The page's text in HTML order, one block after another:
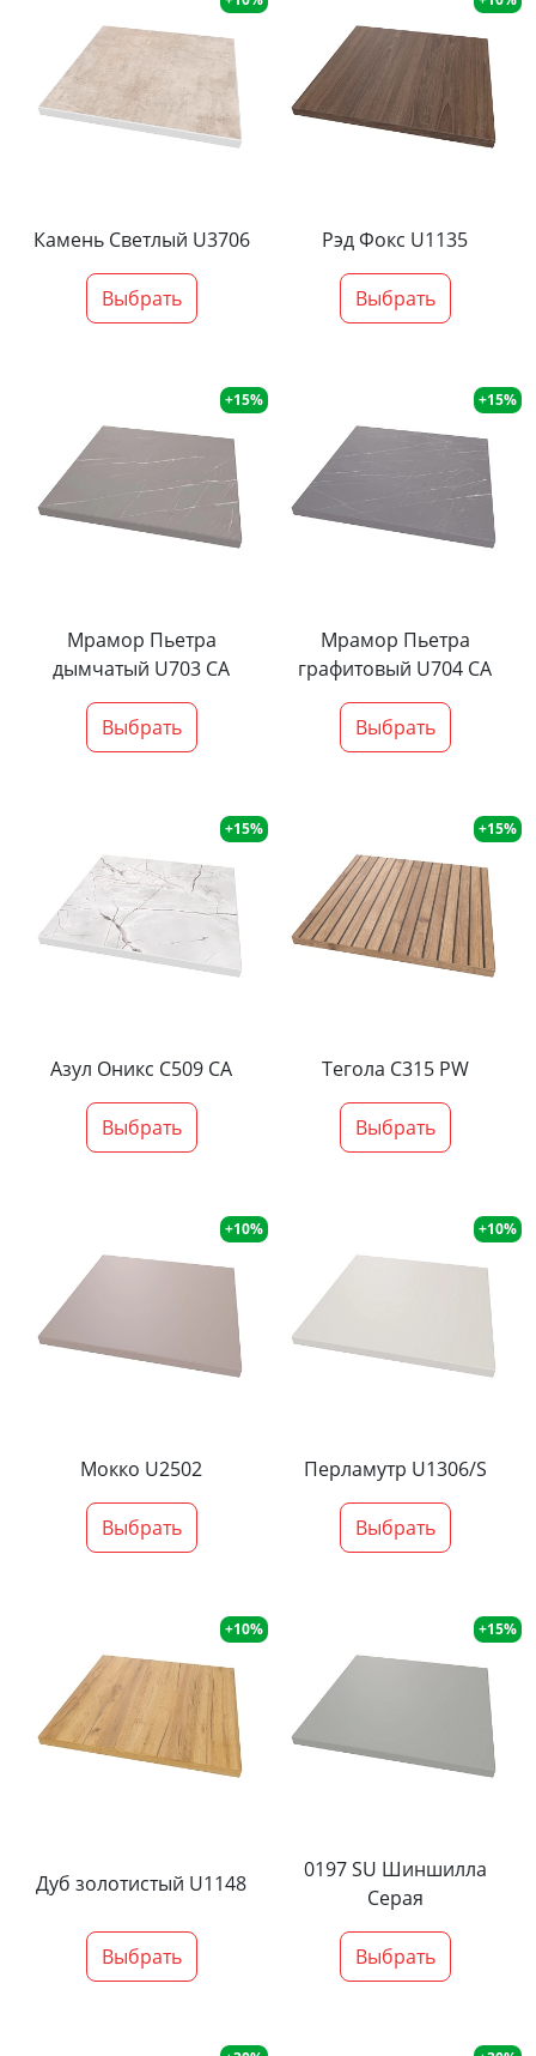
Камень Светлый U3706
Выбрать
Рэд Фокс U1135
Выбрать
+15%
Мрамор Пьетра
дымчатый U703 CA
Выбрать
+15%
Мрамор Пьетра
графитовый U704 CA
Выбрать
+15%
Азул Оникс С509 СА
Выбрать
+15%
Тегола С315 PW
Выбрать
+10%
Мокко U2502
Выбрать
+10%
Перламутр U1306/S
Выбрать
+10%
Дуб золотистый U1148
Выбрать
+15%
0197 SU Шиншилла
Серая
Выбрать